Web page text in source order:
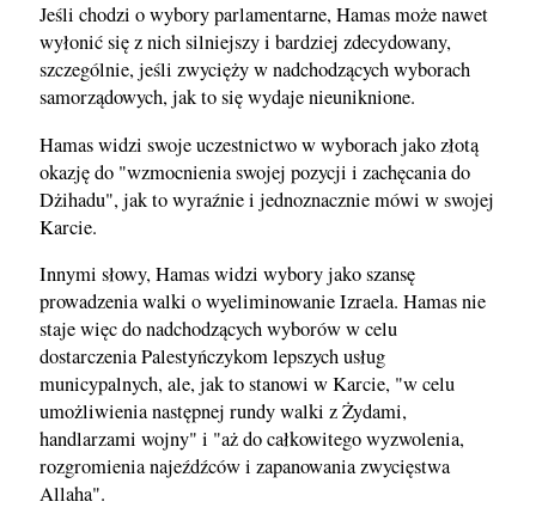
Jeśli chodzi o wybory parlamentarne, Hamas może nawet
wyłonić się z nich silniejszy i bardziej zdecydowany,
szczególnie, jeśli zwycięży w nadchodzących wyborach
samorządowych, jak to się wydaje nieuniknione.
Hamas widzi swoje uczestnictwo w wyborach jako złotą
okazję do "wzmocnienia swojej pozycji i zachęcania do
Dżihadu", jak to wyraźnie i jednoznacznie mówi w swojej
Karcie.
Innymi słowy, Hamas widzi wybory jako szansę
prowadzenia walki o wyeliminowanie Izraela. Hamas nie
staje więc do nadchodzących wyborów w celu
dostarczenia Palestyńczykom lepszych usług
municypalnych, ale, jak to stanowi w Karcie, "w celu
umożliwienia następnej rundy walki z Żydami,
handlarzami wojny" i "aż do całkowitego wyzwolenia,
rozgromienia najeźdźców i zapanowania zwycięstwa
Allaha".